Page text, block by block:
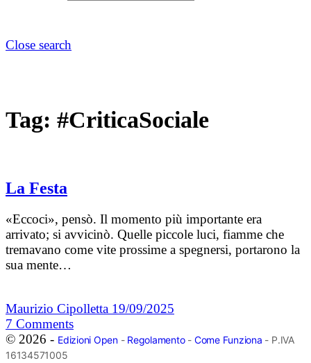
Close search
Tag: #CriticaSociale
La Festa
«Eccoci», pensò. Il momento più importante era
arrivato; si avvicinò. Quelle piccole luci, fiamme che
tremavano come vite prossime a spegnersi, portarono la
sua mente…
Maurizio Cipolletta 19/09/2025
7 Comments
© 2026 - Edizioni Open- Regolamento- Come Funziona - P.IVA
16134571005